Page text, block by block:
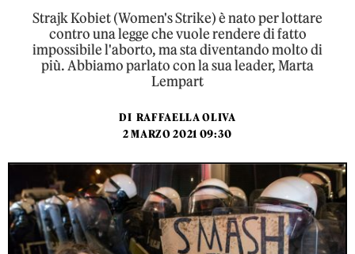
Strajk Kobiet (Women's Strike) è nato per lottare
contro una legge che vuole rendere di fatto
impossibile l'aborto, ma sta diventando molto di
più. Abbiamo parlato con la sua leader, Marta
Lempart
DI RAFFAELLA OLIVA
2 MARZO 2021 09:30